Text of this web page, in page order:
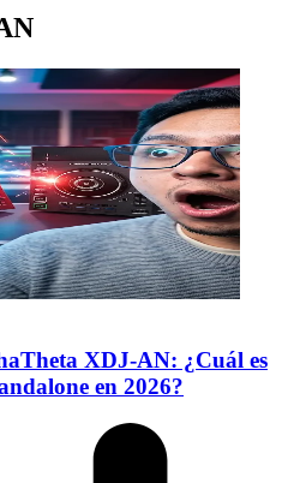
XDJ-AN: ¿Cuál es
en 2026?